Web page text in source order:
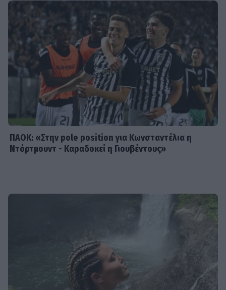
την ΑΙ φωτό που πόσταρε
MEDIA
Δυο μαύρα πουκάμισα: Κυκλοφόρησε
το πρώτο trailer της νέας
δραματικής σειράς του MEGA
ΠΑΟΚ: «Στην pole position για Κωνσταντέλια η
Ντόρτμουντ - Καραδοκεί η Γιουβέντους»